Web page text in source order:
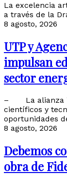
La excelencia
a través de la
8 agosto, 2026
UTP y
impulsan
sector
– La alianza
científicos y
oportunidades
8 agosto, 2026
Debemos
obra de